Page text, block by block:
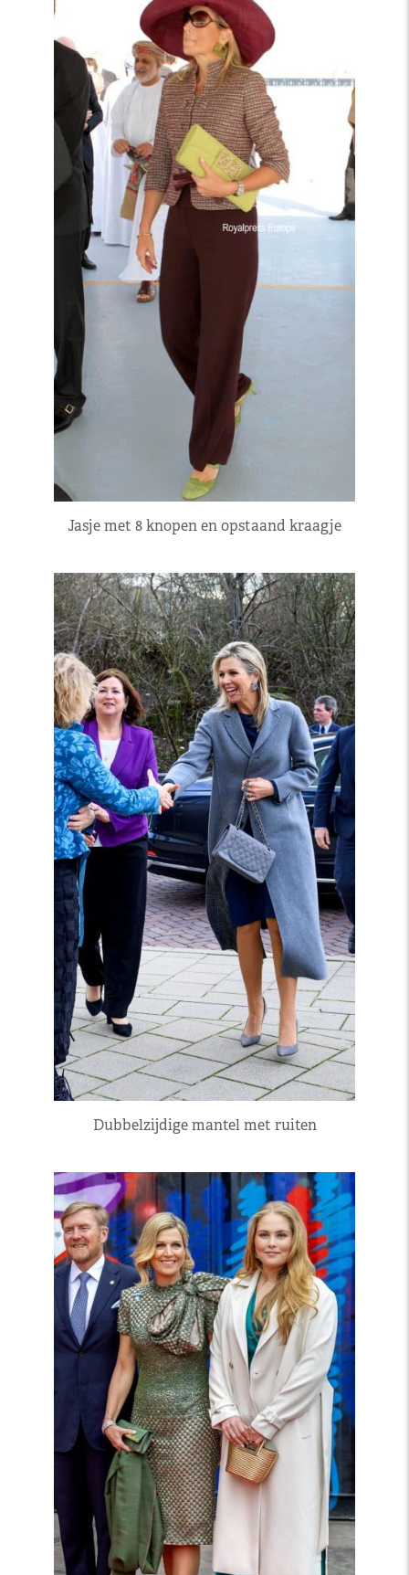
Jasje met 8 knopen en opstaand kraagje
Dubbelzijdige mantel met ruiten